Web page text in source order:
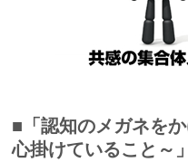
■「認知のメガネを
心掛けていること～」